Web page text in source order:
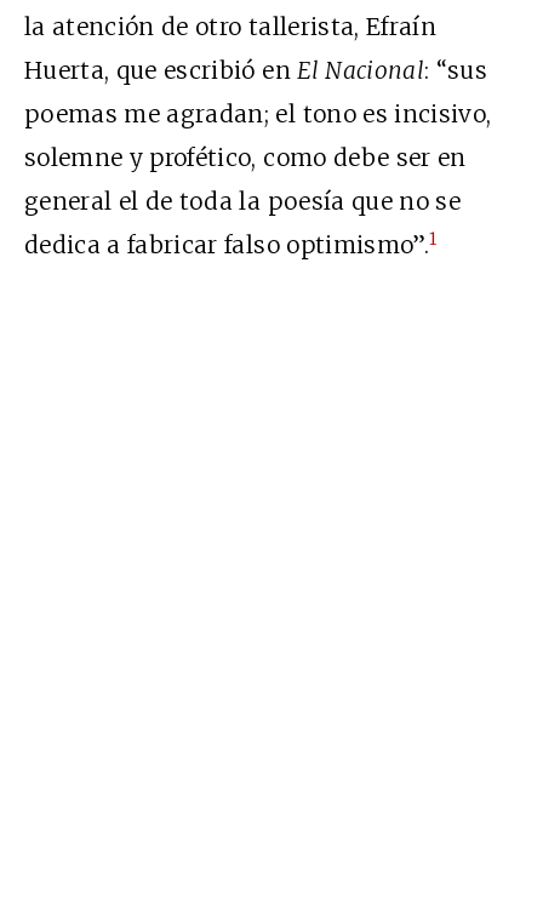
la atención de otro tallerista, Efraín
Huerta, que escribió enEl Nacional: “sus
poemas me agradan; el tono es incisivo,
solemne y profético, como debe ser en
general el de toda la poesía que no se
dedica a fabricar falso optimismo”.1